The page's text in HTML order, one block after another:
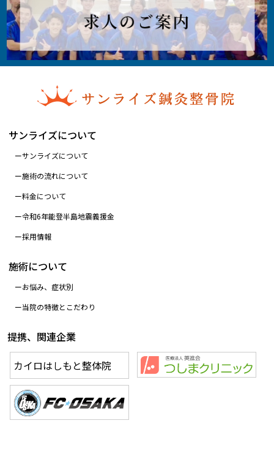
サンライズについて
サンライズについて
施術の流れについて
料金について
令和6年能登半島地震義援金
採用情報
施術について
お悩み、症状別
当院の特徴とこだわり
提携、関連企業
カイロはしもと整体院